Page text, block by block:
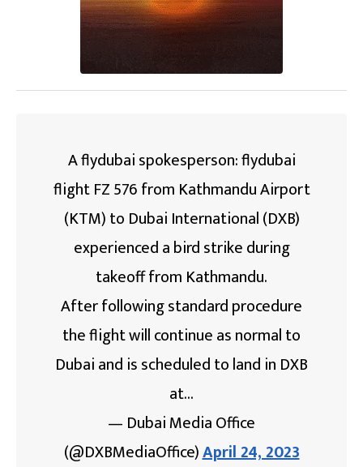
A flydubai spokesperson: flydubai
flight FZ 576 from Kathmandu Airport
(KTM) to Dubai International (DXB)
experienced a bird strike during
takeoff from Kathmandu.
After following standard procedure
the flight will continue as normal to
Dubai and is scheduled to land in DXB
at…
— Dubai Media Office
(@DXBMediaOffice)April 24, 2023